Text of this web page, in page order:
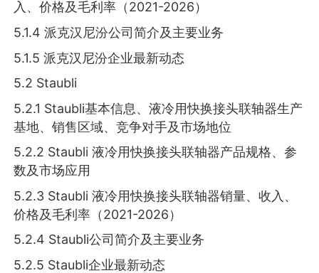
入、价格及毛利率（2021-2026）
5.1.4 派克汉尼汾公司简介及主要业务
5.1.5 派克汉尼汾企业最新动态
5.2 Staubli
5.2.1 Staubli基本信息、液冷用快换接头联轴器生产
基地、销售区域、竞争对手及市场地位
5.2.2 Staubli 液冷用快换接头联轴器产品规格、参
数及市场应用
5.2.3 Staubli 液冷用快换接头联轴器销量、收入、
价格及毛利率（2021-2026）
5.2.4 Staubli公司简介及主要业务
5.2.5 Staubli企业最新动态